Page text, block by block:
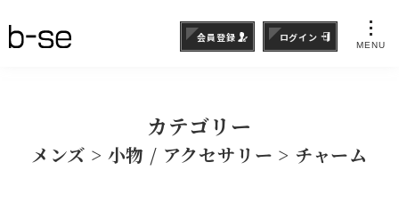
MENU
会員登録 ログイン
カテゴリー
メンズ > 小物 / アクセサリー > チャーム